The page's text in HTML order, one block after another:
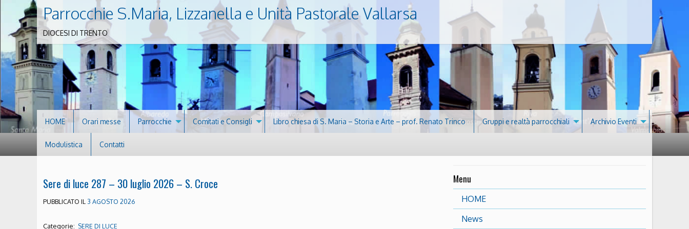
Parrocchie S.Maria, Lizzanella e Unità Pastorale Vallarsa
DIOCESI DI TRENTO
HOME Orari messe Parrocchie Comitati e Consigli Libro chiesa di S. Maria – Storia e Arte – prof. Renato Trinco Gruppi e realtà parrocchiali Archivio Eventi
Modulistica Contatti
Sere di luce 287 – 30 luglio 2026 – S. Croce
PUBBLICATO IL 3 AGOSTO 2026
Categorie: SERE DI LUCE
Menu
HOME
News